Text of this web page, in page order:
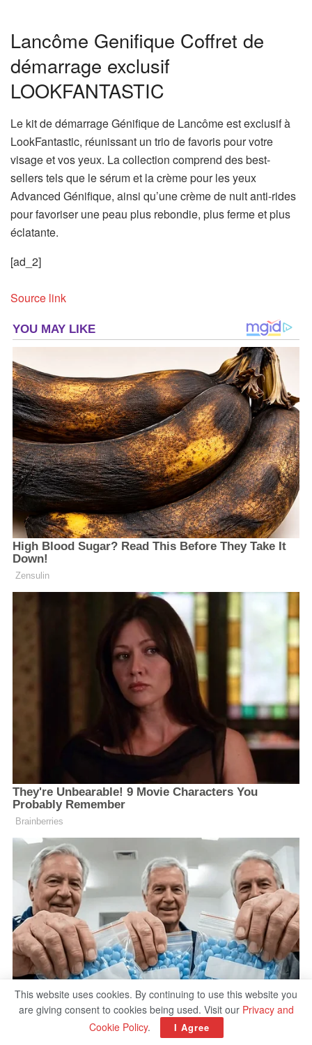
Lancôme Genifique Coffret de
démarrage exclusif
LOOKFANTASTIC
Le kit de démarrage Génifique de Lancôme est exclusif à
LookFantastic, réunissant un trio de favoris pour votre
visage et vos yeux. La collection comprend des best-
sellers tels que le sérum et la crème pour les yeux
Advanced Génifique, ainsi qu’une crème de nuit anti-rides
pour favoriser une peau plus rebondie, plus ferme et plus
éclatante.
[ad_2]
Source link
This website uses cookies. By continuing to use this website you
are giving consent to cookies being used. Visit our Privacy and
Cookie Policy. I Agree